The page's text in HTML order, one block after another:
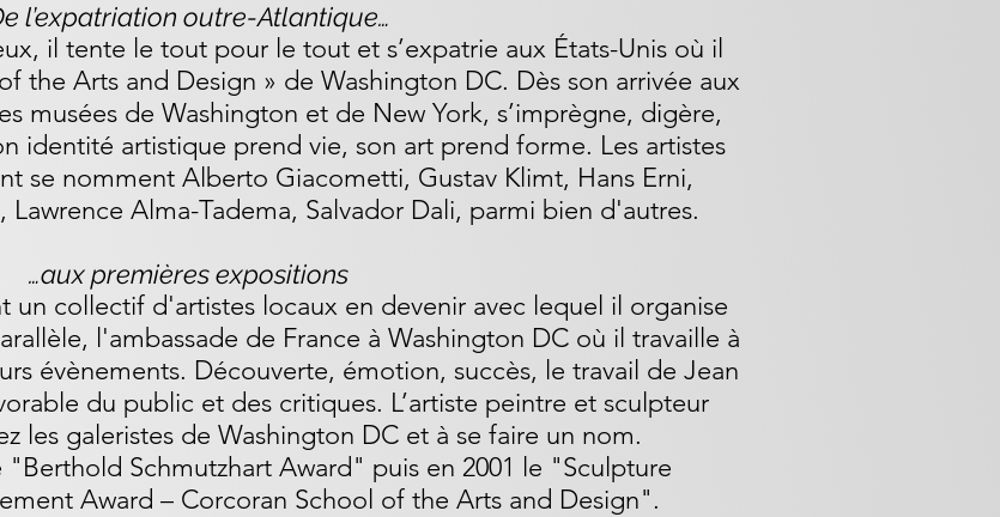
l’expatriation outre-Atlantique…
il tente le tout pour le tout et s’expatrie aux États-Unis où il
the Arts and Design » de Washington DC. Dès son arrivée aux
musées de Washington et de New York, s’imprègne, digère,
identité artistique prend vie, son art prend forme. Les artistes
se nomment Alberto Giacometti, Gustav Klimt, Hans Erni,
Lawrence Alma-Tadema, Salvador Dali, parmi bien d'autres.
…aux premières expositions
un collectif d'artistes locaux en devenir avec lequel il organise
l'ambassade de France à Washington DC où il travaille à
évènements. Découverte, émotion, succès, le travail de Jean
du public et des critiques. L’artiste peintre et sculpteur
les galeristes de Washington DC et à se faire un nom.
"Berthold Schmutzhart Award" puis en 2001 le "Sculpture
Award – Corcoran School of the Arts and Design".